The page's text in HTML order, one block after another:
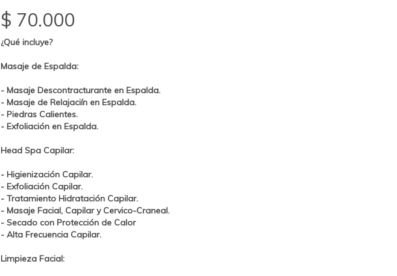
$ 70.000
¿Qué incluye?
Masaje de Espalda:
- Masaje Descontracturante en Espalda.
- Masaje de Relajaciín en Espalda.
- Piedras Calientes.
- Exfoliación en Espalda.
Head Spa Capilar:
- Higienización Capilar.
- Exfoliación Capilar.
- Tratamiento Hidratación Capilar.
- Masaje Facial, Capilar y Cervico-Craneal.
- Secado con Protección de Calor
- Alta Frecuencia Capilar.
Limpieza Facial: